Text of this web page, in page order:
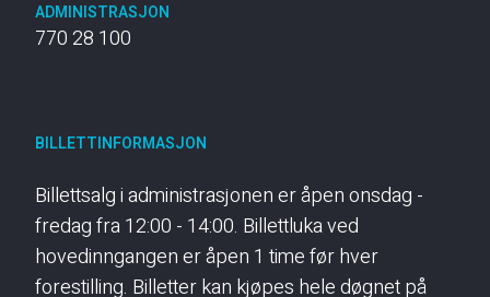
ADMINISTRASJON
770 28 100
BILLETTINFORMASJON
Billettsalg i administrasjonen er åpen onsdag -
fredag fra 12:00 - 14:00. Billettluka ved
hovedinngangen er åpen 1 time før hver
forestilling. Billetter kan kjøpes hele døgnet på